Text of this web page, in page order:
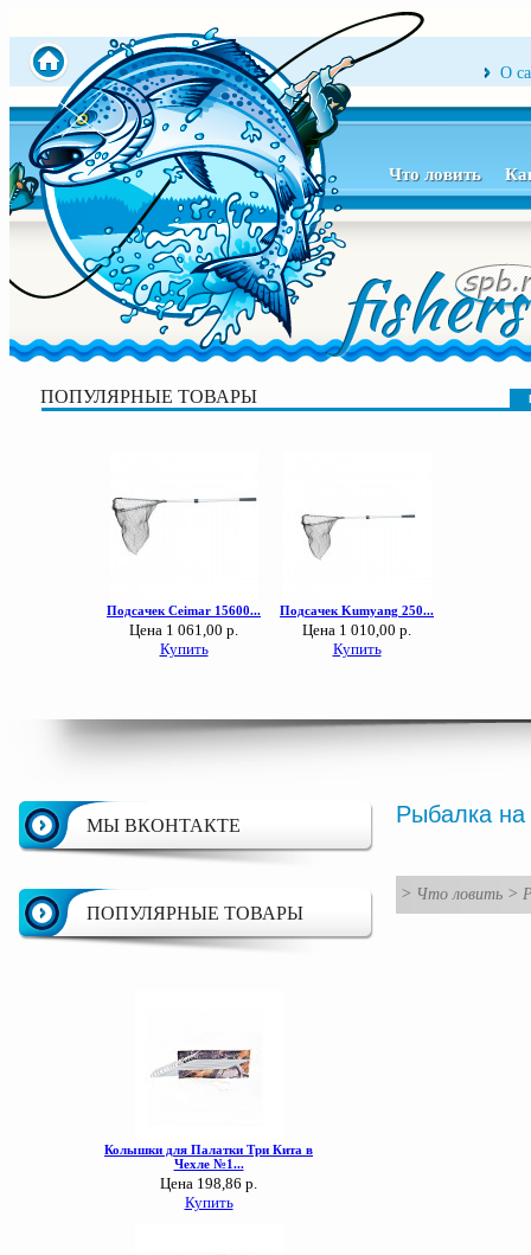
О
Что ловить
ПОПУЛЯРНЫЕ ТОВАРЫ
МЫ ВКОНТАКТЕ
ПОПУЛЯРНЫЕ ТОВАРЫ
Рыбалка
> Что ловить >